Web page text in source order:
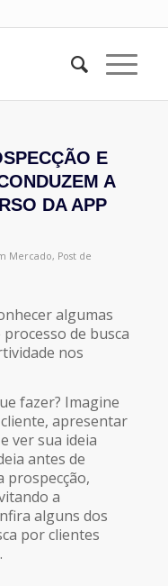
E
A
DA APP
Mercado, Post de
algumas
de busca
nos
fazer? Imagine
apresentar
ver sua ideia
antes de
prospecção,
a
alguns dos
por clientes